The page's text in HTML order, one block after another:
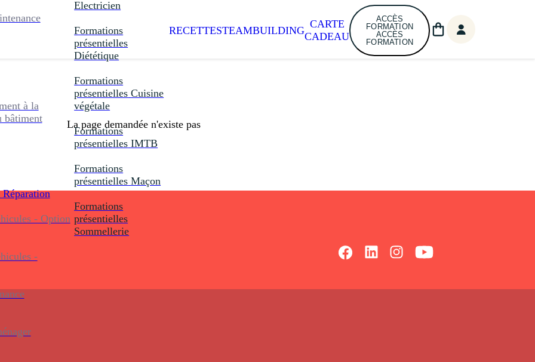
à la
bâtiment
- Option
-
Electricien
Formations
présentielles
Diététique
Formations
présentielles Cuisine
végétale
Formations
présentielles IMTB
Formations
présentielles Maçon
Formations
présentielles
Sommellerie
RECETTESTEAMBUILDING
CARTE
CADEAU
ACCÈS
FORMATION
ACCÈS
FORMATION
La page demandée n'existe pas